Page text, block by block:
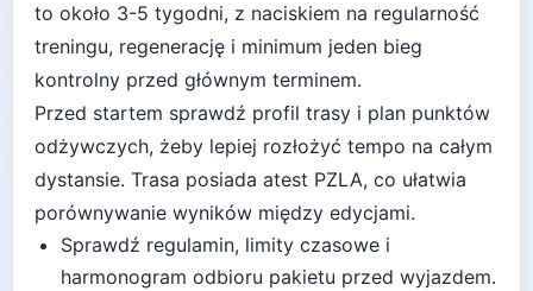
to około 3-5 tygodni, z naciskiem na regularność
treningu, regenerację i minimum jeden bieg
kontrolny przed głównym terminem.
Przed startem sprawdź profil trasy i plan punktów
odżywczych, żeby lepiej rozłożyć tempo na całym
dystansie. Trasa posiada atest PZLA, co ułatwia
porównywanie wyników między edycjami.
Sprawdź regulamin, limity czasowe i
harmonogram odbioru pakietu przed wyjazdem.